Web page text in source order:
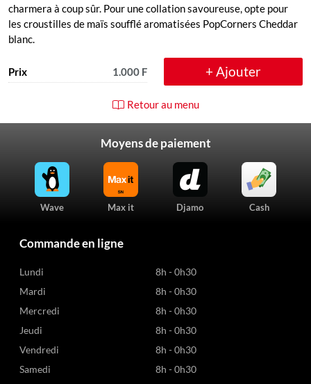
charmera à coup sûr. Pour une collation savoureuse, opte pour
les croustilles de maïs soufflé aromatisées PopCorners Cheddar
blanc.
Prix 1.000 F + Ajouter
Retour au menu
Moyens de paiement
Wave Max it Djamo Cash
Commande en ligne
Lundi
8h - 0h30
Mardi
8h - 0h30
Mercredi
8h - 0h30
Jeudi
8h - 0h30
Vendredi
8h - 0h30
Samedi
8h - 0h30